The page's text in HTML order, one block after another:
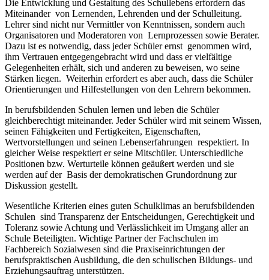
Die Entwicklung und Gestaltung des Schullebens erfordern das
Miteinander von Lernenden, Lehrenden und der Schulleitung.
Lehrer sind nicht nur Vermittler von Kenntnissen, sondern auch
Organisatoren und Moderatoren von Lernprozessen sowie Berater.
Dazu ist es notwendig, dass jeder Schüler ernst genommen wird,
ihm Vertrauen entgegengebracht wird und dass er vielfältige
Gelegenheiten erhält, sich und anderen zu beweisen, wo seine
Stärken liegen. Weiterhin erfordert es aber auch, dass die Schüler
Orientierungen und Hilfestellungen von den Lehrern bekommen.
In berufsbildenden Schulen lernen und leben die Schüler
gleichberechtigt miteinander. Jeder Schüler wird mit seinem Wissen,
seinen Fähigkeiten und Fertigkeiten, Eigenschaften,
Wertvorstellungen und seinen Lebenserfahrungen respektiert. In
gleicher Weise respektiert er seine Mitschüler. Unterschiedliche
Positionen bzw. Werturteile können geäußert werden und sie
werden auf der Basis der demokratischen Grundordnung zur
Diskussion gestellt.
Wesentliche Kriterien eines guten Schulklimas an berufsbildenden
Schulen sind Transparenz der Entscheidungen, Gerechtigkeit und
Toleranz sowie Achtung und Verlässlichkeit im Umgang aller an
Schule Beteiligten. Wichtige Partner der Fachschulen im
Fachbereich Sozialwesen sind die Praxiseinrichtungen der
berufspraktischen Ausbildung, die den schulischen Bildungs- und
Erziehungsauftrag unterstützen.